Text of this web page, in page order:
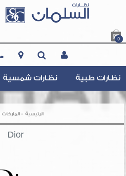
0
نظارات طبية نظارات شمسية
الرئيسية »الماركات
Dior